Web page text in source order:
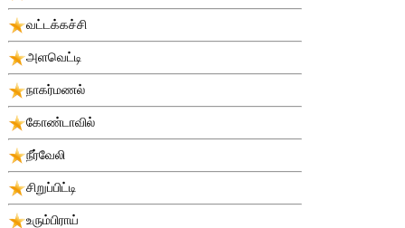
வட்டக்கச்சி
அளவெட்டி
நாகர்மணல்
கோண்டாவில்
நீர்வேலி
சிறுப்பிட்டி
உரும்பிராய்